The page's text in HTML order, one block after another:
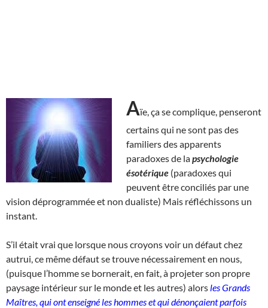
Aïe, ça se complique, penseront
certains qui ne sont pas des
familiers des apparents
paradoxes de lapsychologie
ésotérique (paradoxes qui
peuvent être conciliés par une
vision déprogrammée et non dualiste) Mais réfléchissons un
instant.
S’il était vrai que lorsque nous croyons voir un défaut chez
autrui, ce même défaut se trouve nécessairement en nous,
(puisque l’homme se bornerait, en fait, à projeter son propre
paysage intérieur sur le monde et les autres) alors les Grands
Maîtres, qui ont enseigné les hommes et qui dénonçaient parfois